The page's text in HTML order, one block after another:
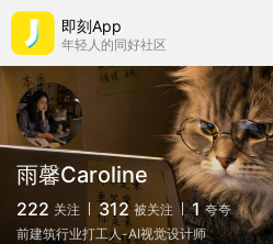
即刻App
年轻人的同好社区
雨馨Caroline
222 关注 312 被关注 1 夸夸
前建筑行业打工人-AI视觉设计师